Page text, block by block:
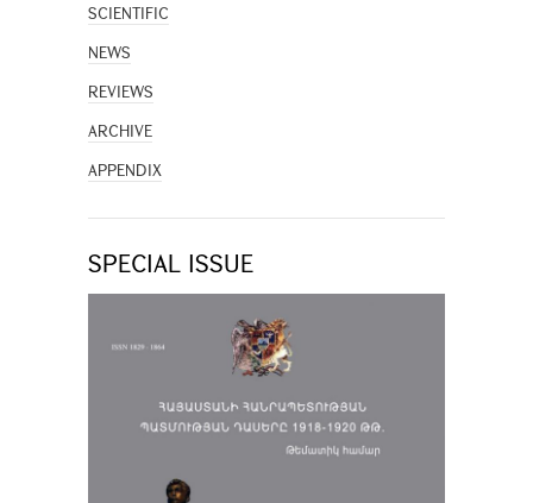
SCIENTIFIC
NEWS
REVIEWS
ARCHIVE
APPENDIX
SPECIAL ISSUE